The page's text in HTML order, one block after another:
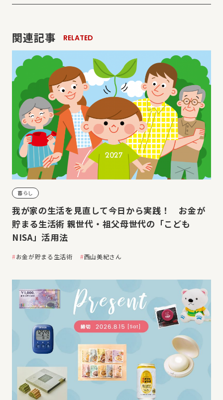
関連記事 RELATED
暮らし
我が家の生活を見直して今日から実践！ お金が
貯まる生活術 親世代・祖父母世代の「こども
NISA」活用法
お金が貯まる生活術 西山美紀さん